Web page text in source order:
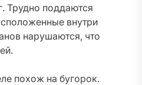
Трудно поддаются
внутри
нарушаются, что
похож на бугорок.